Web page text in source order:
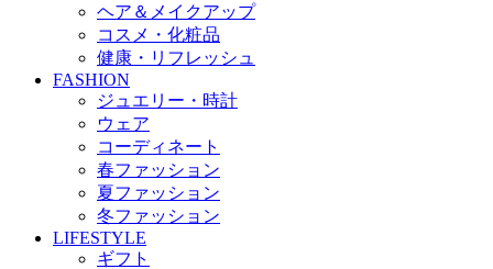
ヘア＆メイクアップ
コスメ・化粧品
健康・リフレッシュ
FASHION
ジュエリー・時計
ウェア
コーディネート
春ファッション
夏ファッション
冬ファッション
LIFESTYLE
ギフト